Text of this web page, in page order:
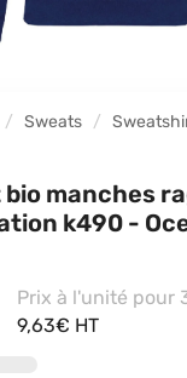
Sweats
manches
k490 -
9,63€ HT